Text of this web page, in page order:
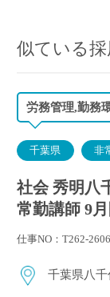
似ている採
労務管理,勤務
千葉県 非
社会 秀明八
常勤講師 9
仕事NO：T262-
千葉県八